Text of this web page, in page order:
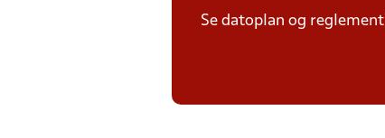
Se datoplan og reglement